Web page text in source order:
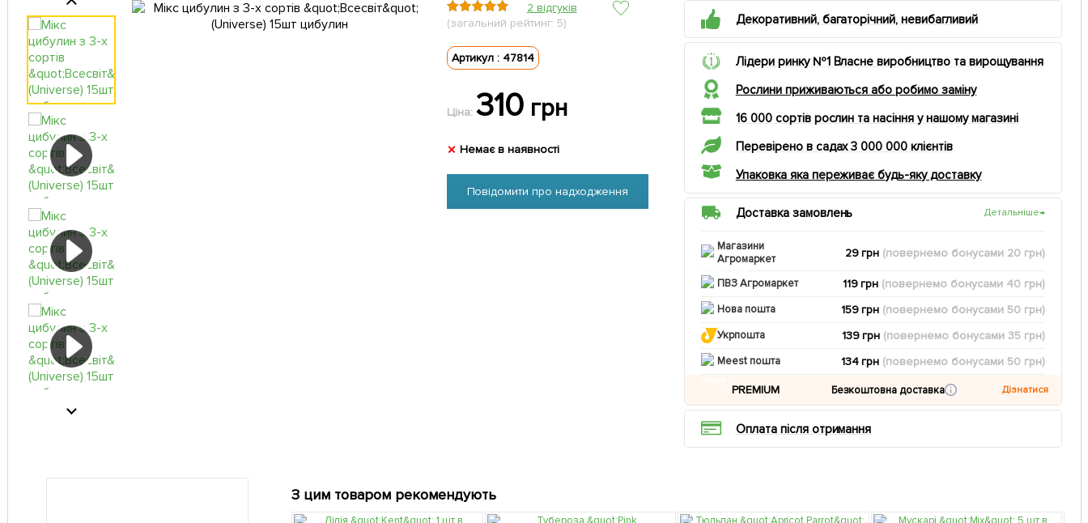
2 відгуків
(загальний рейтинг: 5)
Артикул : 47814
Ціна: 310 грн
Немає в наявності
Повідомити про надходження
Декоративний, багаторічний, невибагливий
Лідери ринку №1 Власне виробництво та вирощування
Рослини приживаються або робимо заміну
16 000 сортів рослин та насіння у нашому магазині
Перевірено в садах 3 000 000 клієнтів
Упаковка яка переживає будь-яку доставку
Доставка замовлень Детальніше→
Магазини
Агромаркет
29 грн (повернемо бонусами 20 грн)
ПВЗ Агромаркет 119 грн (повернемо бонусами 40 грн)
Нова пошта 159 грн (повернемо бонусами 50 грн)
Укрпошта 139 грн (повернемо бонусами35 грн)
Meest пошта 134 грн (повернемо бонусами 50 грн)
PREMIUM Безкоштовна доставка Дізнатися
Оплата після отримання
З цим товаром рекомендують